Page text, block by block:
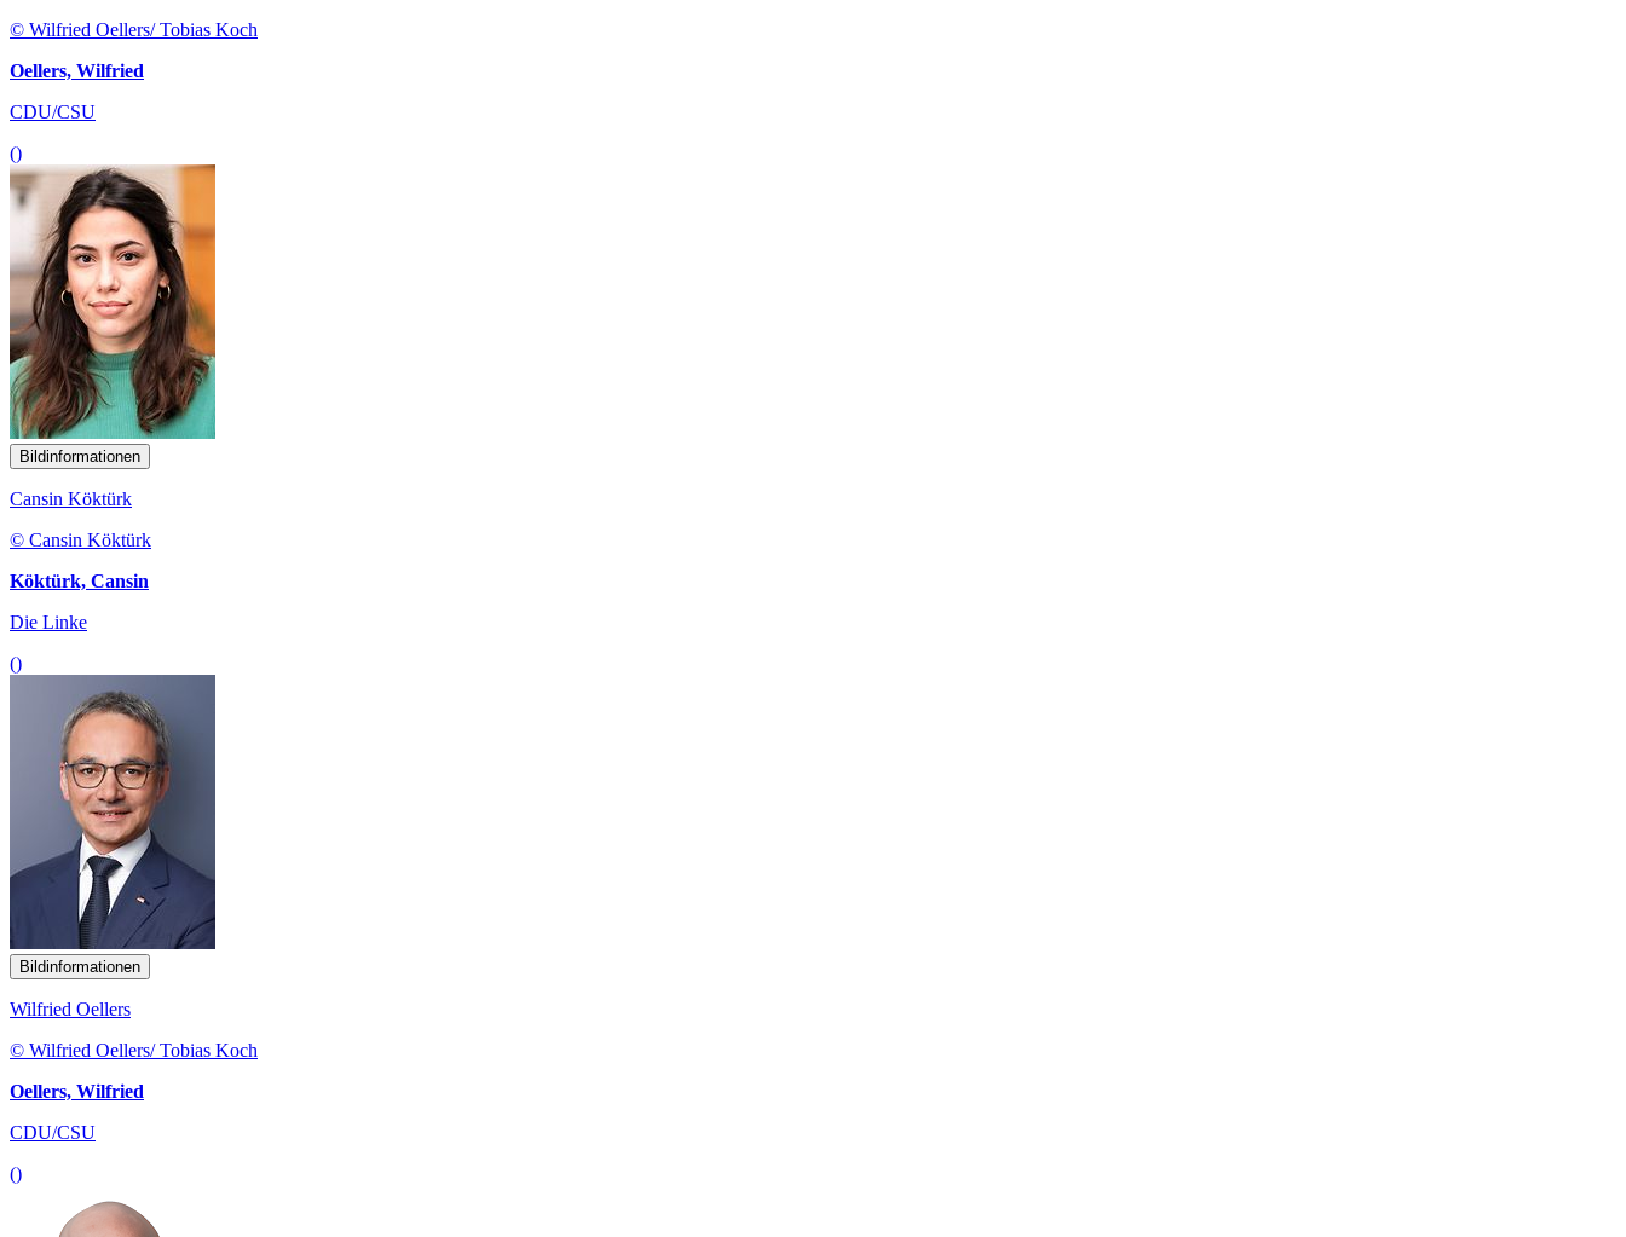
© Wilfried Oellers/ Tobias Koch
Oellers, Wilfried
CDU/CSU
()
Bildinformationen
Cansin Köktürk
© Cansin Köktürk
Köktürk, Cansin
Die Linke
()
Bildinformationen
Wilfried Oellers
© Wilfried Oellers/ Tobias Koch
Oellers, Wilfried
CDU/CSU
()